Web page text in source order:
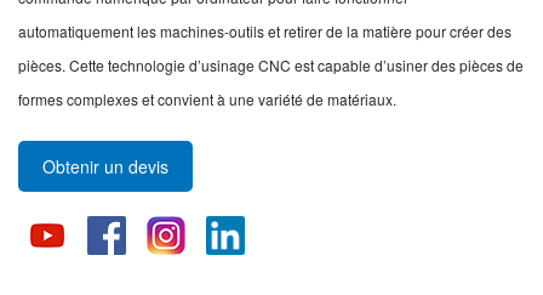
automatiquement les machines-outils et retirer de la matière pour créer des
pièces. Cette technologie d’usinage CNC est capable d’usiner des pièces de
formes complexes et convient à une variété de matériaux.
Obtenir un devis